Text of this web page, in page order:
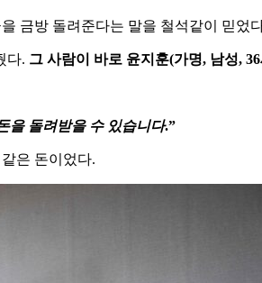
금방 돌려준다는 말을 철석같이 믿었
다. 그 사람이 바로 윤지훈(가명, 남성,
을 돌려받을 수 있습니다.”
은 돈이었다.